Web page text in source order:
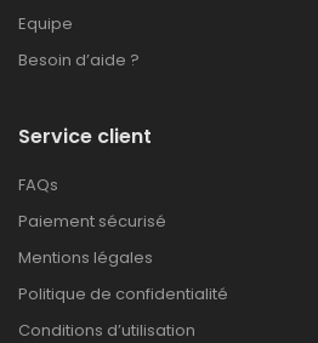
Equipe
Besoin d’aide ?
Service client
FAQs
Paiement sécurisé
Mentions légales
Politique de confidentialité
Conditions d’utilisation